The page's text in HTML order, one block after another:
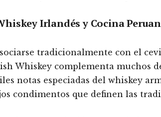
Irlandés y Cocina
tradicionalmente con el
Whiskey complementa muchos
notas especiadas del whiskey
condimentos que definen las